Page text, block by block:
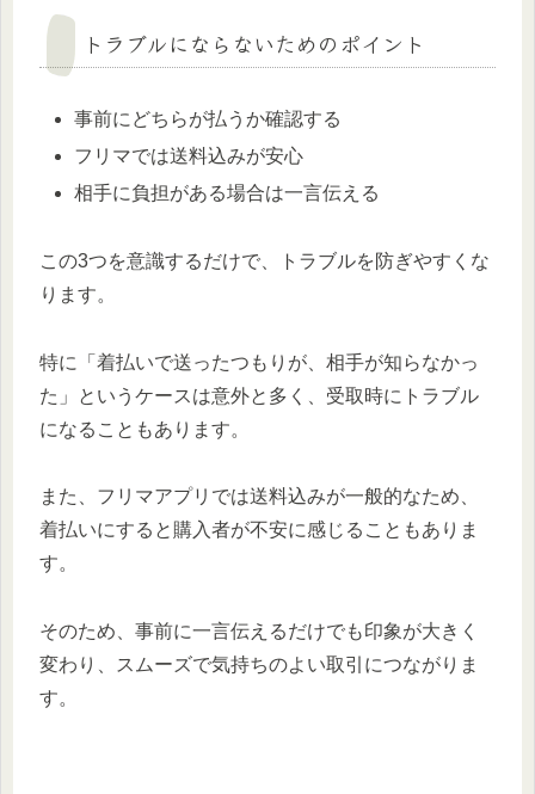
トラブルにならないためのポイント
事前にどちらが払うか確認する
フリマでは送料込みが安心
相手に負担がある場合は一言伝える
この3つを意識するだけで、トラブルを防ぎやすくな
ります。
特に「着払いで送ったつもりが、相手が知らなかっ
た」というケースは意外と多く、受取時にトラブル
になることもあります。
また、フリマアプリでは送料込みが一般的なため、
着払いにすると購入者が不安に感じることもありま
す。
そのため、事前に一言伝えるだけでも印象が大きく
変わり、スムーズで気持ちのよい取引につながりま
す。